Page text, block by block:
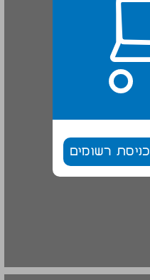
כניסת רשומים